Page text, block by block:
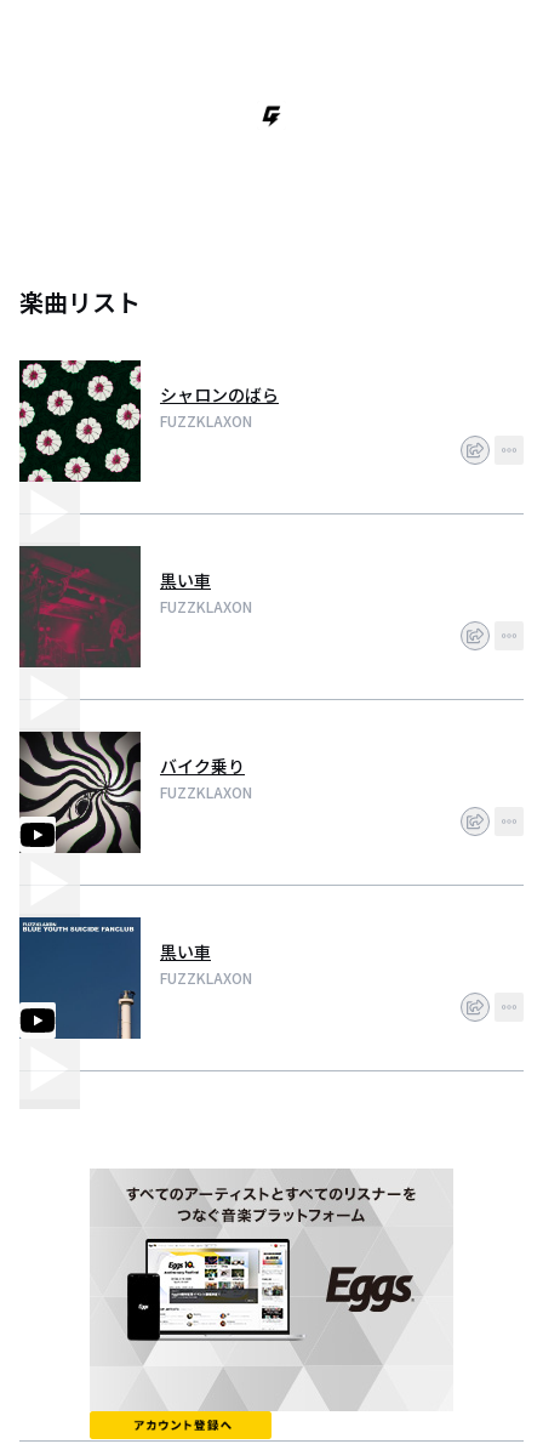
愛知県名古屋市を中心に活動する３ピースロックバンド。
楽曲リスト
シャロンのばら
FUZZKLAXON
黒い車
FUZZKLAXON
バイク乗り
FUZZKLAXON
黒い車
FUZZKLAXON